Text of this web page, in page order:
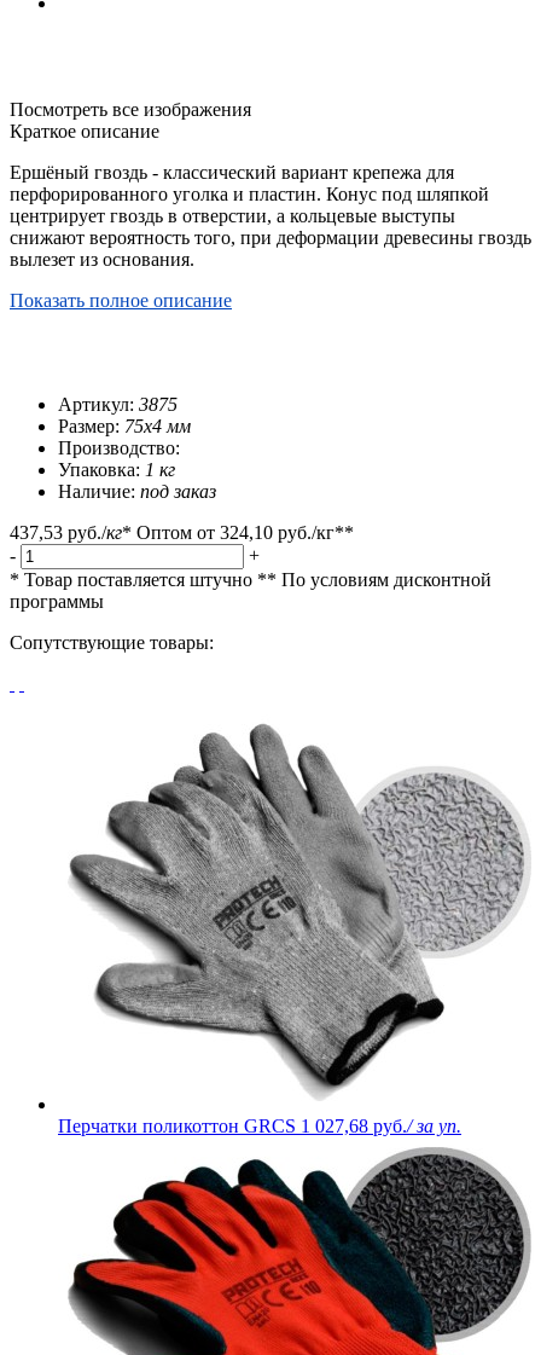
Посмотреть все изображения
Краткое описание
Ершёный гвоздь - классический вариант крепежа для
перфорированного уголка и пластин. Конус под шляпкой
центрирует гвоздь в отверстии, а кольцевые выступы
снижают вероятность того, при деформации древесины гвоздь
вылезет из основания.
Показать полное описание
Артикул: 3875
Размер: 75х4 мм
Производство:
Упаковка: 1 кг
Наличие: под заказ
437,53 руб./кг* Оптом от 324,10 руб./кг**
-
+
* Товар поставляется штучно ** По условиям дисконтной
программы
Сопутствующие товары:
Перчатки поликоттон GRCS 1 027,68 руб./ за уп.